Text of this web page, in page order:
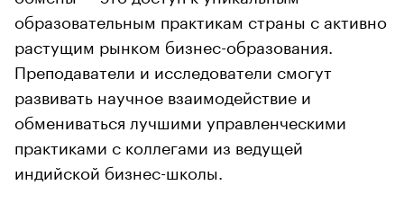
образовательным практикам страны с активно
растущим рынком бизнес-образования.
Преподаватели и исследователи смогут
развивать научное взаимодействие и
обмениваться лучшими управленческими
практиками с коллегами из ведущей
индийской бизнес-школы.